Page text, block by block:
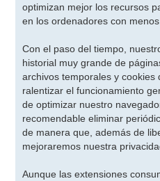
optimizan mejor los recursos
en los ordenadores con
Con el paso del tiempo,
historial muy grande de
archivos temporales y cookies
ralentizar el funcionamiento
de optimizar nuestro
recomendable eliminar
de manera que, además de
mejoraremos nuestra
Aunque las extensiones